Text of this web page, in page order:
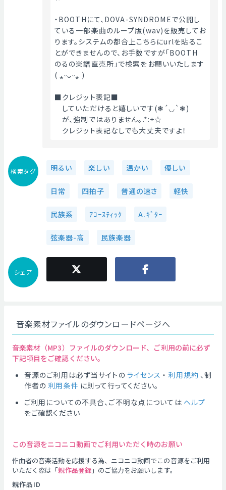
・BOOTHにて、DOVA-SYNDROMEで公開し
ている一部楽曲のループ版(wav)を販売してお
ります。システムの都合上こちらにurlを貼るこ
とができませんので、お手数ですが「BOOTH
のるの楽譜直売所」で検索をお願いいたします
( ⁎ᵕᴗᵕ⁎ )
■クレジット表記■
していただけると嬉しいです(❃´◡`❃)
が、強制ではありません｡.*:+☆
クレジット表記なしでも大丈夫ですよ！
検索タグ 明るい 楽しい 温かい 優しい
日常 四拍子 普通の速さ 軽快
民族系 ｱｺｰｽﾃｨｯｸ A.ｷﾞﾀｰ
弦楽器-高 民族楽器
シェア
音楽素材ファイルのダウンロードページへ
音楽素材（MP3）ファイルのダウンロード、ご利用の前に必ず
下記項目をご確認ください。
音源のご利用は必ず当サイトの ライセンス ・ 利用規約 、制
作者の 利用条件 に則って行ってください。
ご利用についての不具合、ご不明な点については ヘルプ
をご確認ください
この音源をニコニコ動画でご利用いただく時のお願い
作曲者の音楽活動を応援する為、ニコニコ動画でこの音源をご利用
いただく際は「親作品登録」のご協力をお願いします。
親作品ID